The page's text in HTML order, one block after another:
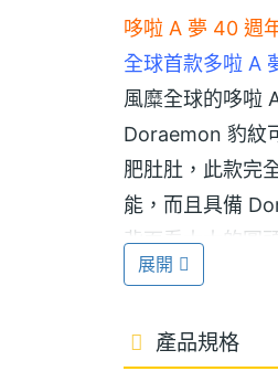
哆啦 A 夢 40 週
全球首款多啦 A
風糜全球的哆啦
Doraemon 豹紋
肥肚肚，此款完
能，而且具備
背面看大大的圓
可拍可錄也可搖
KATOON
展開
產品規格